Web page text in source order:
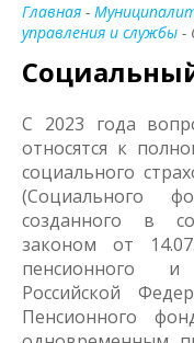
Главная -
управления и службы -
С 2023 года
относятся к
социального
(Социального
созданного в
законом от
пенсионного и
Российской
Пенсионного